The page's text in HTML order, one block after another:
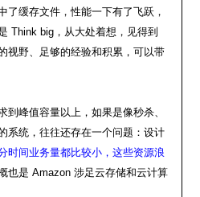
了缓存文件，性能一下有了飞跃，
Think big，从大处着想，见得到
视野、足够的经验和积累，可以带
到峰值容量以上，如果是像秒杀、
系统，往往还存在一个问题：设计
时间业务量都比较小，这些资源浪
也是 Amazon 涉足云存储和云计算